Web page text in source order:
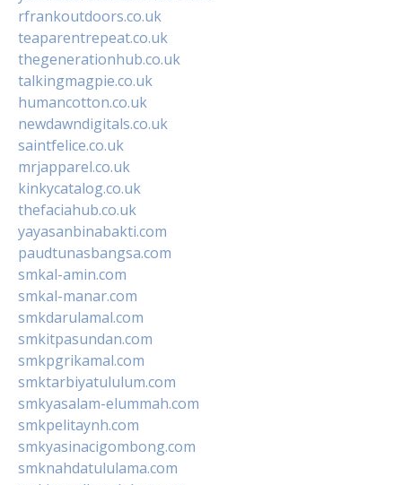
rfrankoutdoors.co.uk
teaparentrepeat.co.uk
thegenerationhub.co.uk
talkingmagpie.co.uk
humancotton.co.uk
newdawndigitals.co.uk
saintfelice.co.uk
mrjapparel.co.uk
kinkycatalog.co.uk
thefaciahub.co.uk
yayasanbinabakti.com
paudtunasbangsa.com
smkal-amin.com
smkal-manar.com
smkdarulamal.com
smkitpasundan.com
smkpgrikamal.com
smktarbiyatululum.com
smkyasalam-elummah.com
smkpelitaynh.com
smkyasinacigombong.com
smknahdatululama.com